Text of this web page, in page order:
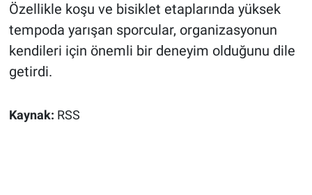
Özellikle koşu ve bisiklet etaplarında yüksek
tempoda yarışan sporcular, organizasyonun
kendileri için önemli bir deneyim olduğunu dile
getirdi.
Kaynak: RSS